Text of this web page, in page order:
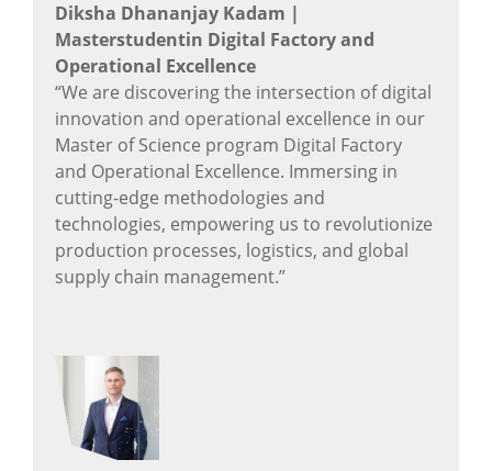
Diksha Dhananjay Kadam |
Masterstudentin Digital Factory and
Operational Excellence
“We are discovering the intersection of digital
innovation and operational excellence in our
Master of Science program Digital Factory
and Operational Excellence. Immersing in
cutting-edge methodologies and
technologies, empowering us to revolutionize
production processes, logistics, and global
supply chain management.”